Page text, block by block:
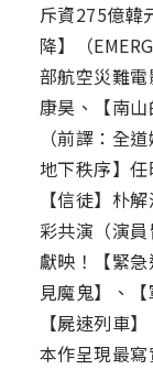
斥資275億韓
降】（
部航空災難
康昊、【南
（前譯：全
地下秩序】
【信徒】朴
彩共演（演
獻映！【緊
見魔鬼】、
【屍速列車
本作呈現最